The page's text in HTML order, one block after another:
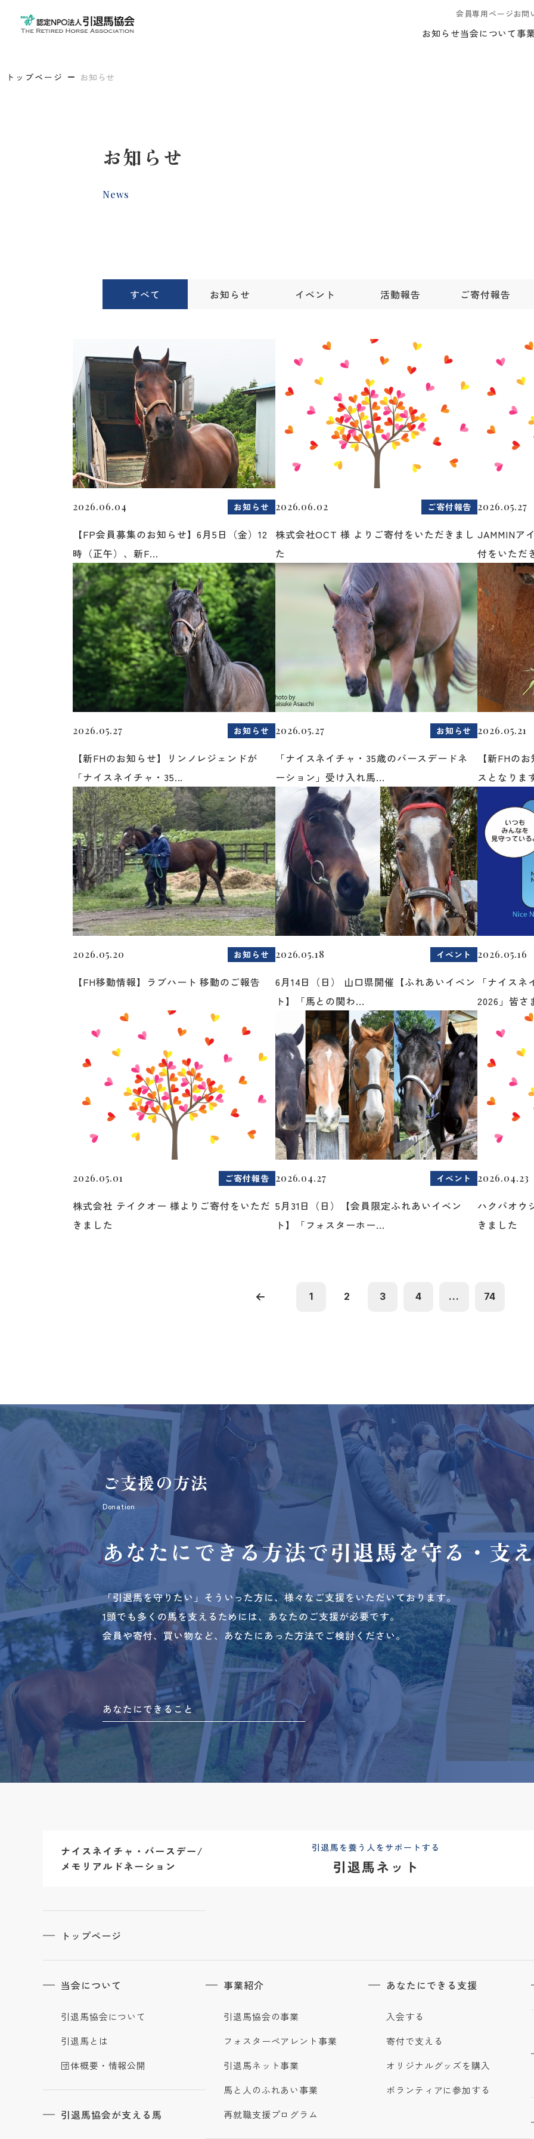
会員専用ページお問
お知らせ当会について事
トップページ お知らせ
お知らせ
News
すべて お知らせ イベント 活動報告 ご寄付報告
2026.06.04 お知らせ
【FP会員募集のお知らせ】6月5日（金）12
時（正午）、新F...
2026.06.02 ご寄付報告
株式会社OCT 様 よりご寄付をいただきまし
た
2026.05.27
JAMMINア
付をいただ
2026.05.27 お知らせ
【新FHのお知らせ】リンノレジェンドが
「ナイスネイチャ・35...
2026.05.27 お知らせ
「ナイスネイチャ・35歳のバースデードネ
ーション」受け入れ馬...
2026.05.21
【新FHの
スとなりま
2026.05.20 お知らせ
【FH移動情報】ラブハート 移動のご報告
2026.05.18 イベント
6月14日（日） 山口県開催【ふれあいイベン
ト】「馬との関わ...
2026.05.16
「ナイス
2026」皆さ
2026.05.01 ご寄付報告
株式会社 テイクオー 様よりご寄付をいただ
きました
2026.04.27 イベント
5月31日（日）【会員限定ふれあいイベン
ト】「フォスターホー...
2026.04.23
ハクバオウ
きました
1 2 3 4 ... 74
ご支援の方法
Donation
あなたにできる方法で引退馬を守る・支
「引退馬を守りたい」そういった方に、様々なご支援をいただいております。
1頭でも多くの馬を支えるためには、あなたのご支援が必要です。
会員や寄付、買い物など、あなたにあった方法でご検討ください。
あなたにできること
トップページ
当会について
引退馬協会について
引退馬とは
団体概要・情報公開
引退馬協会が支える馬
事業紹介
引退馬協会の事業
フォスターペアレント事業
引退馬ネット事業
馬と人のふれあい事業
再就職支援プログラム
あなたにできる支援
入会する
寄付で支える
オリジナルグッズを購入
ボランティアに参加する